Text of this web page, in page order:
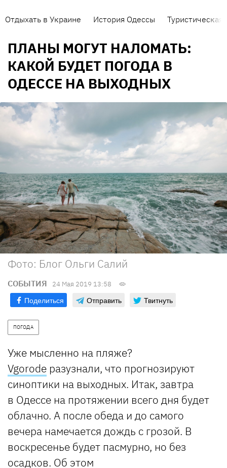
Отдыхать в Украине История Одессы Туристическая
ПЛАНЫ МОГУТ НАЛОМАТЬ:
КАКОЙ БУДЕТ ПОГОДА В
ОДЕССЕ НА ВЫХОДНЫХ
Фото: Блог Ольги Салий
СОБЫТИЯ 24 Мая 2019 13:58
Поделиться Отправить Твитнуть
ПОГОДА
Уже мысленно на пляже?
Vgorode разузнали, что прогнозируют
синоптики на выходных. Итак, завтра
в Одессе на протяжении всего дня будет
облачно. А после обеда и до самого
вечера намечается дождь c грозой. В
воскресенье будет пасмурно, но без
осадков. Об этом